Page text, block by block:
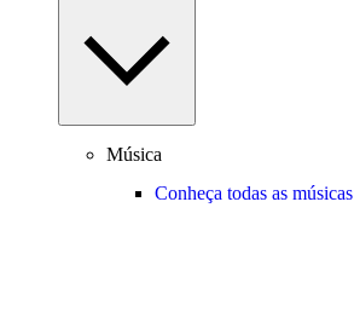
Música
Conheça todas as músicas